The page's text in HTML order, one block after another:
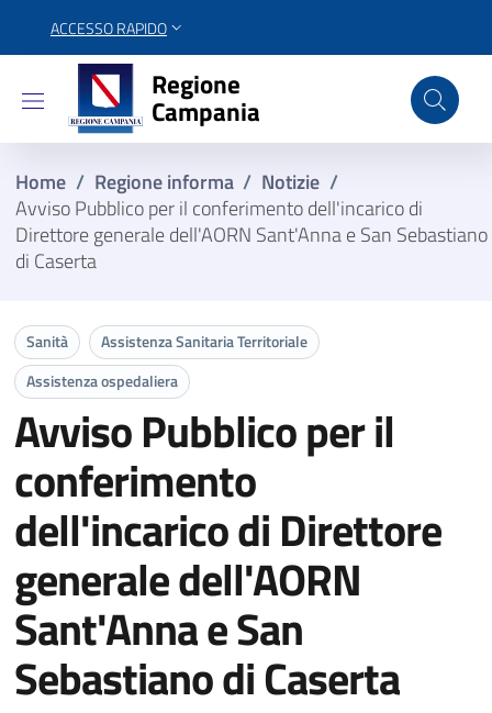
ACCESSO RAPIDO
Regione Campania
Regione
Campania
Home / Regione informa / Notizie /
Avviso Pubblico per il conferimento dell'incarico di
Direttore generale dell'AORN Sant'Anna e San Sebastiano
di Caserta
Sanità
Assistenza Sanitaria Territoriale
Assistenza ospedaliera
Avviso Pubblico per il
conferimento
dell'incarico di Direttore
generale dell'AORN
Sant'Anna e San
Sebastiano di Caserta